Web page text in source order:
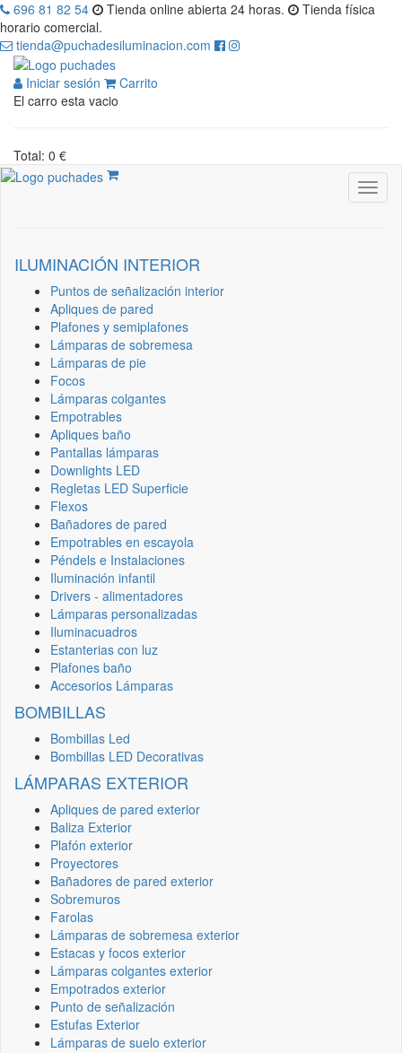
696 81 82 54 Tienda online abierta 24 horas.
Tienda física
horario comercial.
tienda@puchadesiluminacion.com
Iniciar sesión
Carrito
El carro esta vacio
Total: 0 €
ILUMINACIÓN INTERIOR
Puntos de señalización interior
Apliques de pared
Plafones y semiplafones
Lámparas de sobremesa
Lámparas de pie
Focos
Lámparas colgantes
Empotrables
Apliques baño
Pantallas lámparas
Downlights LED
Regletas LED Superficie
Flexos
Bañadores de pared
Empotrables en escayola
Péndels e Instalaciones
Iluminación infantil
Drivers - alimentadores
Lámparas personalizadas
Iluminacuadros
Estanterias con luz
Plafones baño
Accesorios Lámparas
BOMBILLAS
Bombillas Led
Bombillas LED Decorativas
LÁMPARAS EXTERIOR
Apliques de pared exterior
Baliza Exterior
Plafón exterior
Proyectores
Bañadores de pared exterior
Sobremuros
Farolas
Lámparas de sobremesa exterior
Estacas y focos exterior
Lámparas colgantes exterior
Empotrados exterior
Punto de señalización
Estufas Exterior
Lámparas de suelo exterior